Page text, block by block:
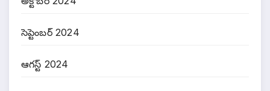
సెప్టెంబర్ 2024
ఆగస్ట్ 2024